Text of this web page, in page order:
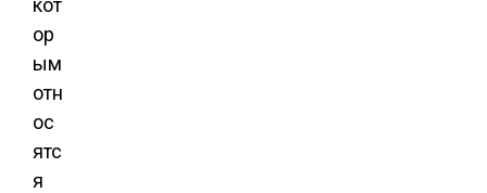
кот
ор
ым
отн
ос
ятс
я